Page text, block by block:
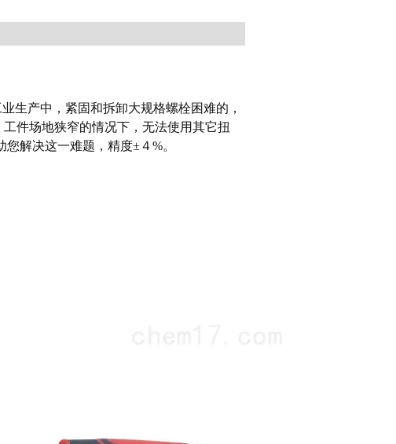
业生产中，紧固和拆卸大规格螺栓困难的，
件场地狭窄的情况下，无法使用其它扭
您解决这一难题，精度±４%。